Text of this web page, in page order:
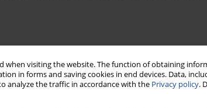
when visiting the website. The function of obtaining
in forms and saving cookies in end devices. Data,
analyze the traffic in accordance with the Privacy policy.
i strategiczny rozwój, PARP, Warszawa.
Zielona Góra- Kraków.